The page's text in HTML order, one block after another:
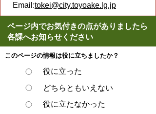
Email:tokei@city.toyoake.lg.jp
ページ内でお気付きの点がありましたら
各課へお知らせください
このページの情報は役に立ちましたか？
役に立った
どちらともいえない
役に立たなかった